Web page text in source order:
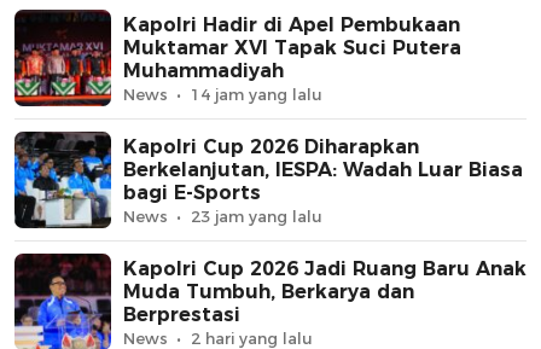
Kapolri Hadir di Apel Pembukaan
Muktamar XVI Tapak Suci Putera
Muhammadiyah
News 14 jam yang lalu
Kapolri Cup 2026 Diharapkan
Berkelanjutan, IESPA: Wadah Luar Biasa
bagi E-Sports
News 23 jam yang lalu
Kapolri Cup 2026 Jadi Ruang Baru Anak
Muda Tumbuh, Berkarya dan
Berprestasi
News 2 hari yang lalu